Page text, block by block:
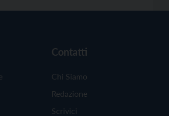
Contatti
Chi Siamo
Redazione
Scrivici